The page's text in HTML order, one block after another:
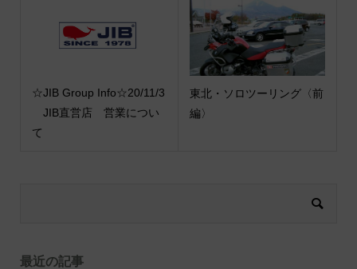
☆JIB Group Info☆20/11/3
JIB直営店 営業につい
て
東北・ソロツーリング〈前
編〉
最近の記事